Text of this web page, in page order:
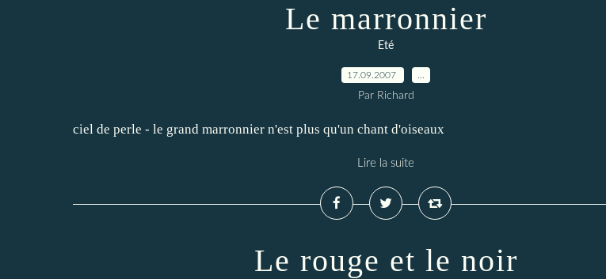
Le marronnier
Eté
17.09.2007
Par Richard
ciel de perle - le grand marronnier n'est plus qu'un chant d'oiseaux
Lire la suite
Le rouge et le noir